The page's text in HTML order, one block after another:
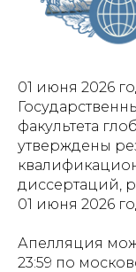
01 июня 2026
факультета
утверждены
диссертаций,
01 июня 2026
Апелляция
23:59 по